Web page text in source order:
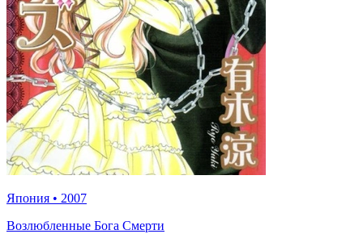
Япония • 2007
Возлюбленные Бога Смерти